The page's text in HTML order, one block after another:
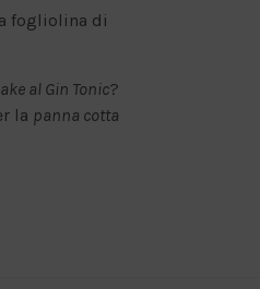
fogliolina di
al Gin Tonic?
la panna cotta